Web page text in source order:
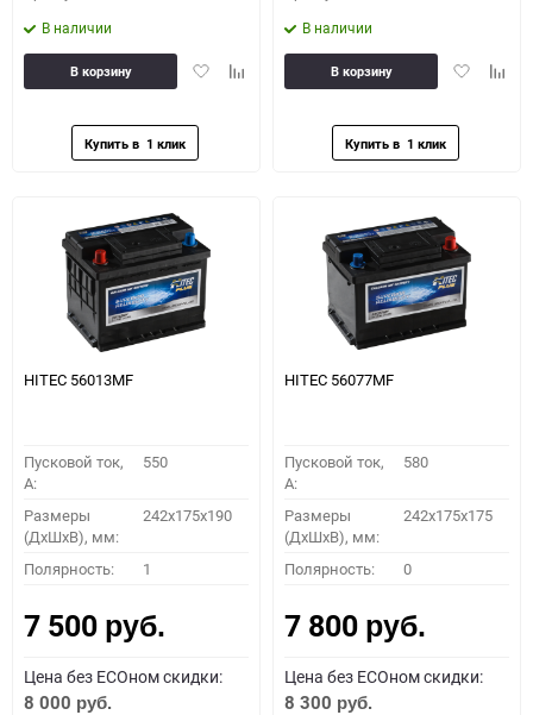
В наличии
ДобавитьДобавить
В корзину
В наличии
Добавить
В корзину
HITEC 56013MF
Пусковой ток,
A:
550
Размеры
(ДхШхВ), мм:
242x175x190
Полярность: 1
7 500 руб.
Цена без ECOном скидки:
8 000 руб.
HITEC 56077MF
Пусковой ток,
A:
580
Размеры
(ДхШхВ), мм:
242x175x175
Полярность: 0
7 800 руб.
Цена без ECOном скидки:
8 300 руб.